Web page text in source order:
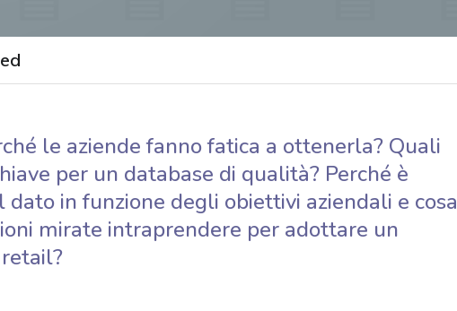
le aziende fanno fatica a ottenerla? Quali
per un database di qualità? Perché è
in funzione degli obiettivi aziendali e cosa
mirate intraprendere per adottare un